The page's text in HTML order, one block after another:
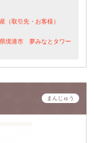
（取引先・お客様）
境港市 夢みなとタワー
まんじゅう